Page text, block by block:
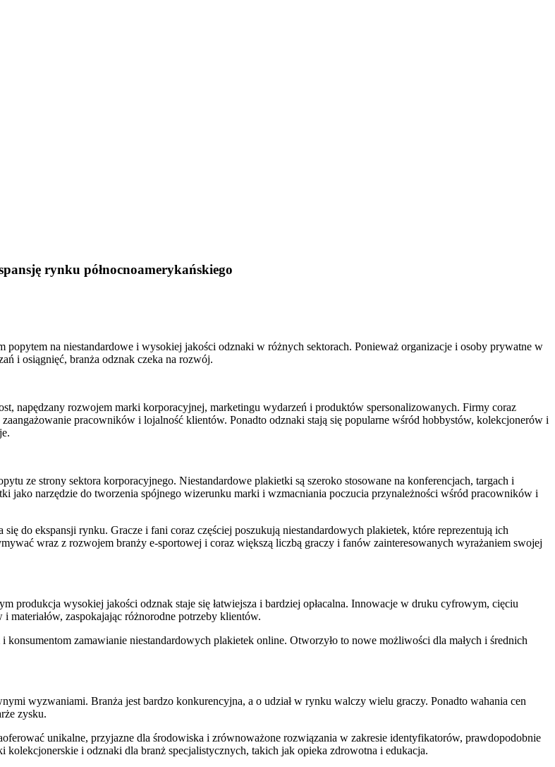
rynku północnoamerykańskiego
na niestandardowe i wysokiej jakości odznaki w różnych sektorach. Ponieważ organizacje i osoby prywatne w
i osiągnięć, branża odznak czeka na rozwój.
napędzany rozwojem marki korporacyjnej, marketingu wydarzeń i produktów spersonalizowanych. Firmy coraz
pracowników i lojalność klientów. Ponadto odznaki stają się popularne wśród hobbystów, kolekcjonerów i
ze strony sektora korporacyjnego. Niestandardowe plakietki są szeroko stosowane na konferencjach, targach i
narzędzie do tworzenia spójnego wizerunku marki i wzmacniania poczucia przynależności wśród pracowników i
do ekspansji rynku. Gracze i fani coraz częściej poszukują niestandardowych plakietek, które reprezentują ich
wraz z rozwojem branży e-sportowej i coraz większą liczbą graczy i fanów zainteresowanych wyrażaniem swojej
produkcja wysokiej jakości odznak staje się łatwiejsza i bardziej opłacalna. Innowacje w druku cyfrowym, cięciu
zaspokajając różnorodne potrzeby klientów.
zamawianie niestandardowych plakietek online. Otworzyło to nowe możliwości dla małych i średnich
wyzwaniami. Branża jest bardzo konkurencyjna, a o udział w rynku walczy wielu graczy. Ponadto wahania cen
zysku.
unikalne, przyjazne dla środowiska i zrównoważone rozwiązania w zakresie identyfikatorów, prawdopodobnie
i odznaki dla branż specjalistycznych, takich jak opieka zdrowotna i edukacja.